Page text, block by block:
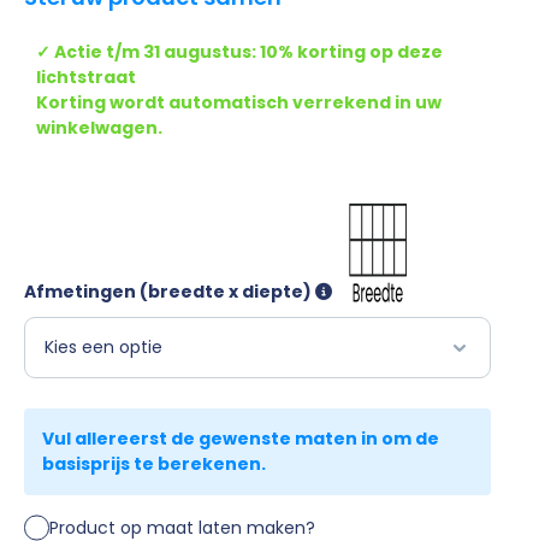
✓ Actie t/m 31 augustus: 10% korting op deze
lichtstraat
Korting wordt automatisch verrekend in uw
winkelwagen.
Afmetingen (breedte x diepte)
Product op maat laten maken?